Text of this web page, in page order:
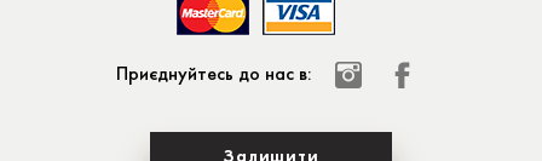
Приєднуйтесь до нас в:
Залишити